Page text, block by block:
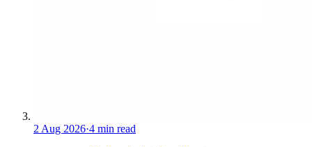
2 Aug 2026·4 min read